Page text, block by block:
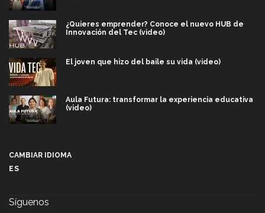
¿Quieres emprender? Conoce el nuevo HUB de
Innovación del Tec (video)
El joven que hizo del baile su vida (video)
Aula Futura: transformar la experiencia educativa
(video)
CAMBIAR IDIOMA
ES
Síguenos